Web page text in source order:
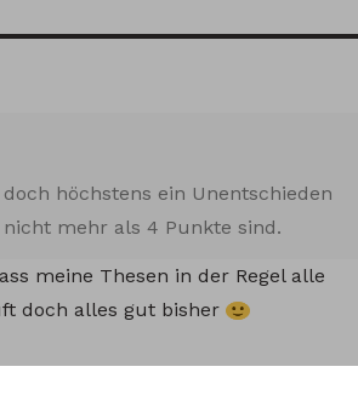
höchstens ein Unentschieden
mehr als 4 Punkte sind.
meine Thesen in der Regel alle
doch alles gut bisher